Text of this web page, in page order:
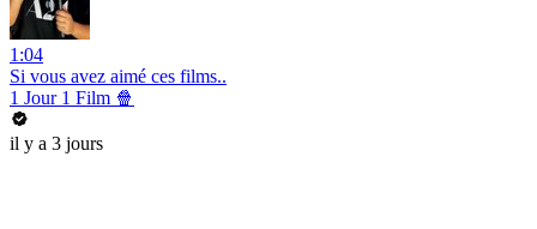
1:04
Si vous avez aimé ces films..
1 Jour 1 Film 🍿
il y a 3 jours